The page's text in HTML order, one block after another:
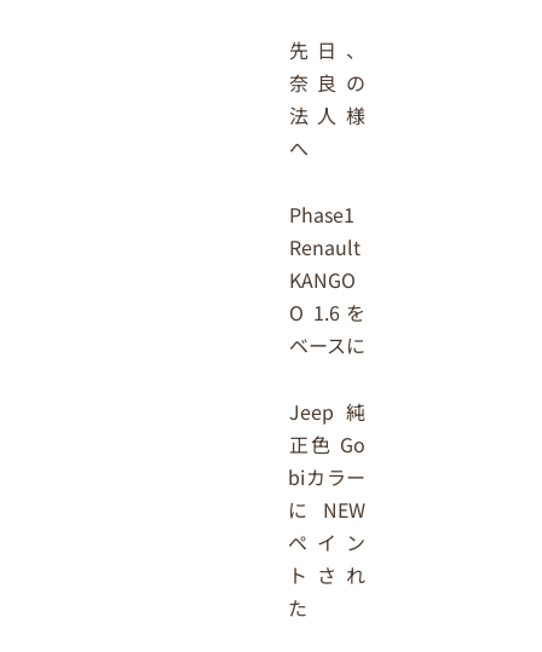
先日、
奈良の
法人様
へ
Phase1
Renault
KANGO
O 1.6を
ベースに
Jeep純
正色 Go
biカラー
にNEW
ペイン
トされ
た